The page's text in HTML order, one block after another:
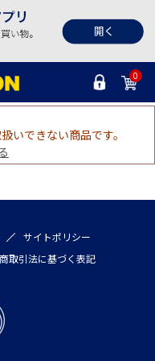
0
いできない商品です。
サイトポリシー
取引法に基づく表記